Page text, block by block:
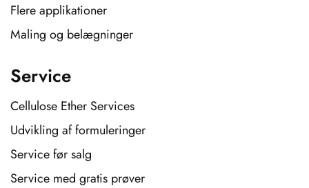
Flere applikationer
Maling og belægninger
Service
Cellulose Ether Services
Udvikling af formuleringer
Service før salg
Service med gratis prøver